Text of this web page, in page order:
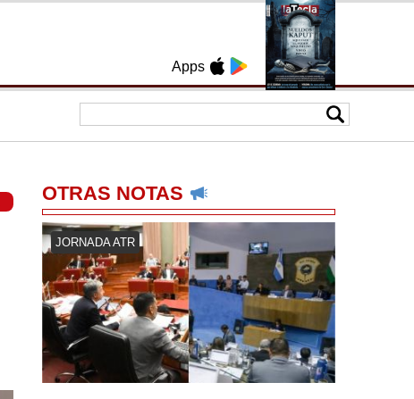
Apps
OTRAS NOTAS
JORNADA ATR